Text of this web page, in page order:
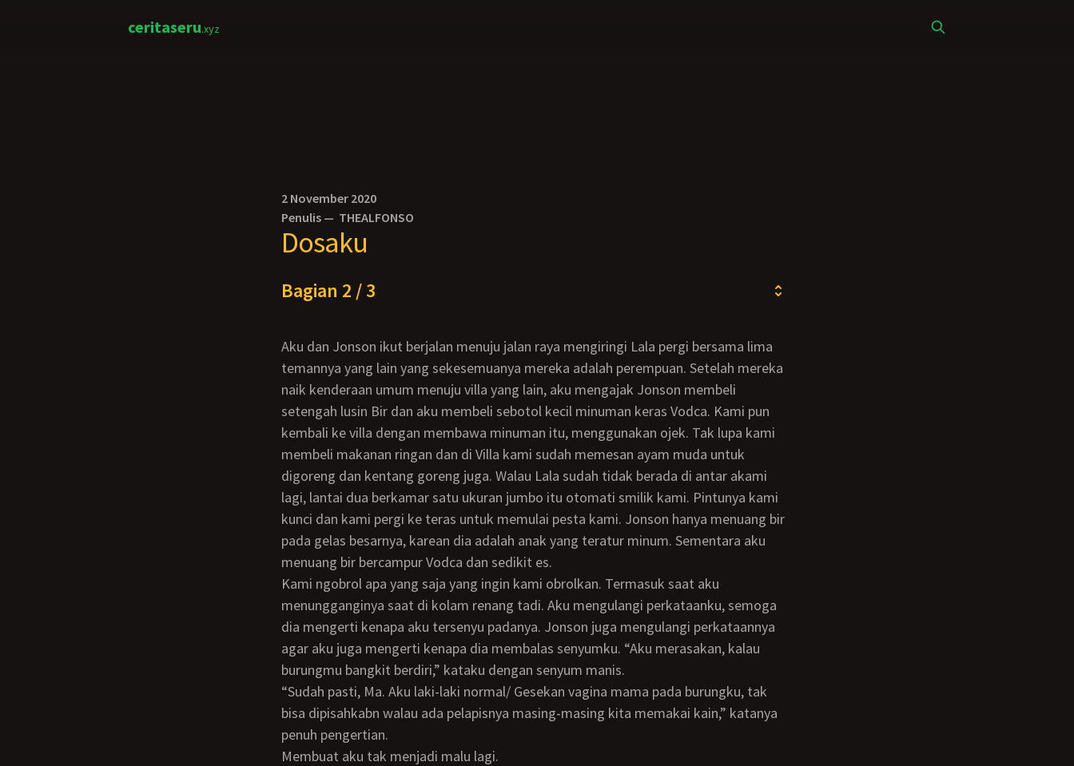
ceritaseru.xyz
2 November 2020
Penulis — THEALFONSO
Dosaku
Bagian 2 / 3
Aku dan Jonson ikut berjalan menuju jalan raya mengiringi Lala pergi bersama lima
temannya yang lain yang sekesemuanya mereka adalah perempuan. Setelah mereka
naik kenderaan umum menuju villa yang lain, aku mengajak Jonson membeli
setengah lusin Bir dan aku membeli sebotol kecil minuman keras Vodca. Kami pun
kembali ke villa dengan membawa minuman itu, menggunakan ojek. Tak lupa kami
membeli makanan ringan dan di Villa kami sudah memesan ayam muda untuk
digoreng dan kentang goreng juga. Walau Lala sudah tidak berada di antar akami
lagi, lantai dua berkamar satu ukuran jumbo itu otomati smilik kami. Pintunya kami
kunci dan kami pergi ke teras untuk memulai pesta kami. Jonson hanya menuang bir
pada gelas besarnya, karean dia adalah anak yang teratur minum. Sementara aku
menuang bir bercampur Vodca dan sedikit es.
Kami ngobrol apa yang saja yang ingin kami obrolkan. Termasuk saat aku
menungganginya saat di kolam renang tadi. Aku mengulangi perkataanku, semoga
dia mengerti kenapa aku tersenyu padanya. Jonson juga mengulangi perkataannya
agar aku juga mengerti kenapa dia membalas senyumku. “Aku merasakan, kalau
burungmu bangkit berdiri,” kataku dengan senyum manis.
“Sudah pasti, Ma. Aku laki-laki normal/ Gesekan vagina mama pada burungku, tak
bisa dipisahkabn walau ada pelapisnya masing-masing kita memakai kain,” katanya
penuh pengertian.
Membuat aku tak menjadi malu lagi.